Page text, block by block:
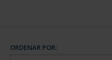
ORDENAR POR: